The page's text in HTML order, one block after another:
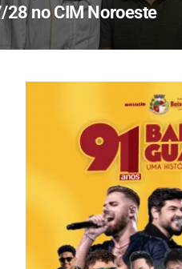
no CIM Noroeste